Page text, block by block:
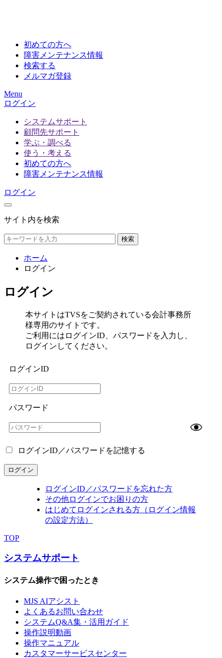
初めての方へ
障害メンテナンス情報
検索する
メルマガ登録
Menu
ログイン
システムサポート
顧問先サポート
学ぶ・調べる
使う・考える
初めての方へ
障害メンテナンス情報
ログイン
サイト内を検索
検索
ホーム
ログイン
ログイン
本サイトはTVSをご契約されている会計事務所
様専用のサイトです。
ご利用にはログインID、パスワードを入力し、
ログインしてください。
ログインID
パスワード
ログインID／パスワードを記憶する
ログイン
ログインID／パスワードを忘れた方
その他ログインでお困りの方
はじめてログインされる方（ログイン情報
の設定方法）
TOP
システムサポート
システム操作で困ったとき
MJS AIアシスト
よくあるお問い合わせ
システムQ&A集・活用ガイド
操作説明動画
操作マニュアル
カスタマーサービスセンター